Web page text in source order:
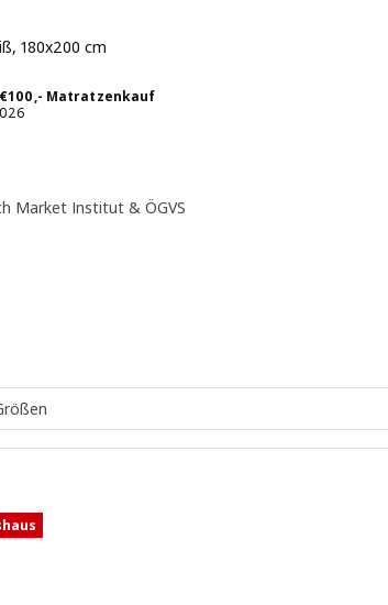
180x200 cm
Matratzenkauf
4 aus 5 sterne. Bewertungen insgesamt:
Market Institut & ÖGVS